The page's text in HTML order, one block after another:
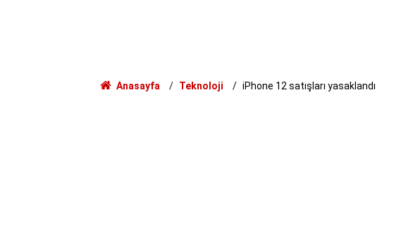
Anasayfa Teknoloji iPhone 12 satışları yasaklandı